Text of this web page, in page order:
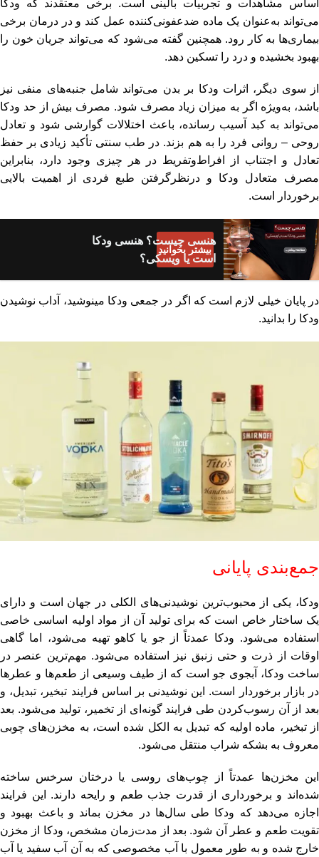
اساس مشاهدات و تجربیات بالینی است. برخی معتقدند که ودکا
می‌تواند به‌عنوان یک ماده ضدعفونی‌کننده عمل کند و در درمان برخی
بیماری‌ها به کار رود. همچنین گفته می‌شود که می‌تواند جریان خون را
بهبود بخشیده و درد را تسکین دهد.
از سوی دیگر، اثرات ودکا بر بدن می‌تواند شامل جنبه‌های منفی نیز
باشد، به‌ویژه اگر به میزان زیاد مصرف شود. مصرف بیش از حد ودکا
می‌تواند به کبد آسیب رسانده، باعث اختلالات گوارشی شود و تعادل
روحی – روانی فرد را به هم بزند. در طب سنتی تأکید زیادی بر حفظ
تعادل و اجتناب از افراط‌وتفریط در هر چیزی وجود دارد، بنابراین
مصرف متعادل ودکا و درنظرگرفتن طبع فردی از اهمیت بالایی
برخوردار است.
بیشتر بخوانید
هنسی چیست؟ هنسی ودکا
است یا ویسکی؟
در پایان خیلی لازم است که اگر در جمعی ودکا مینوشید، آداب نوشیدن
ودکا را بدانید.
جمع‌بندی پایانی
ودکا، یکی از محبوب‌ترین نوشیدنی‌های الکلی در جهان است و دارای
یک ساختار خاص است که برای تولید آن از مواد اولیه اساسی خاصی
استفاده می‌شود. ودکا عمدتاً از جو یا کاهو تهیه می‌شود، اما گاهی
اوقات از ذرت و حتی زنبق نیز استفاده می‌شود. مهم‌ترین عنصر در
ساخت ودکا، آبجوی جو است که از طیف وسیعی از طعم‌ها و عطرها
در بازار برخوردار است. این نوشیدنی بر اساس فرایند تبخیر، تبدیل، و
بعد از آن رسوب‌کردن طی فرایند گونه‌ای از تخمیر، تولید می‌شود. بعد
از تبخیر، ماده اولیه که تبدیل به الکل شده است، به مخزن‌های چوبی
معروف به بشکه شراب منتقل می‌شود.
این مخزن‌ها عمدتاً از چوب‌های روسی یا درختان سرخس ساخته
شده‌اند و برخورداری از قدرت جذب طعم و رایحه دارند. این فرایند
اجازه می‌دهد که ودکا طی سال‌ها در مخزن بماند و باعث بهبود و
تقویت طعم و عطر آن شود. بعد از مدت‌زمان مشخص، ودکا از مخزن
خارج شده و به طور معمول با آب مخصوصی که به آن آب سفید یا آب